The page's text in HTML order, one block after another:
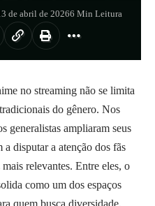
de abril de 20266 Min Leitura
no streaming não se limita
do gênero. Nos
generalistas ampliaram seus
a disputar a atenção dos fãs
relevantes. Entre eles, o
como um dos espaços
quem busca diversidade,